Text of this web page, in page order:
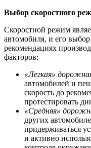
Выбор скоростного
Скоростной режим
автомобиля, и его
рекомендациях
факторов:
«Легкая»
автомобилей и
скорость до
протестировать
«Средняя»
других
придерживаться
и активно